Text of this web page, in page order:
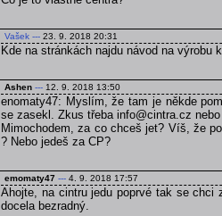
Vašek --- 23. 9. 2018 20:31
Kde na stránkách najdu návod na výrobu
Ashen --- 12. 9. 2018 13:50
enomaty47: Myslím, že tam je někde
se zasekl. Zkus třeba info@cintra.cz
Mimochodem, za co chceš jet? Víš, že
? Nebo jedeš za CP?
emomaty47 --- 4. 9. 2018 17:57
Ahojte, na cintru jedu poprvé tak se chci
docela bezradný.